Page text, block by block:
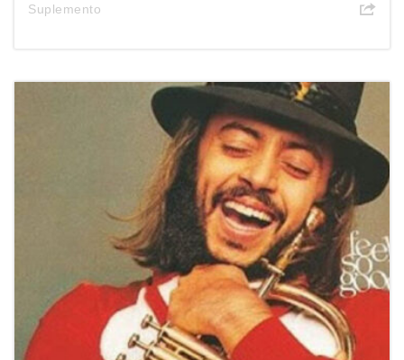
Suplemento